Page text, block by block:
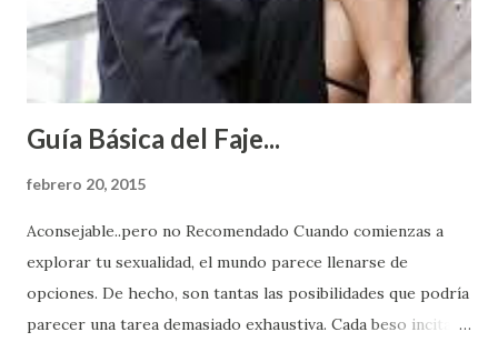
Guía Básica del Faje...
febrero 20, 2015
Aconsejable..pero no Recomendado Cuando comienzas a
explorar tu sexualidad, el mundo parece llenarse de
opciones. De hecho, son tantas las posibilidades que podría
parecer una tarea demasiado exhaustiva. Cada beso incita